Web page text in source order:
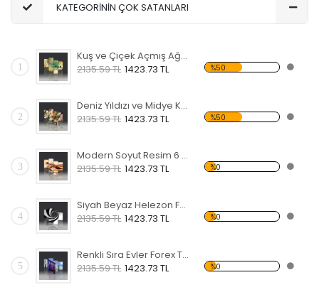
KATEGORİNİN ÇOK SATANLARI
1
Kuş ve Çiçek Açmış Ağaç Forex Tablo
2135.59 TL 1423.73 TL %50
2
Deniz Yıldızı ve Midye Kabukları Forex Tablo
2135.59 TL 1423.73 TL %50
3
Modern Soyut Resim 6 Forex Tablo
2135.59 TL 1423.73 TL %0
4
Siyah Beyaz Helezon Forex Tablo
2135.59 TL 1423.73 TL %0
5
Renkli Sıra Evler Forex Tablo
2135.59 TL 1423.73 TL %0